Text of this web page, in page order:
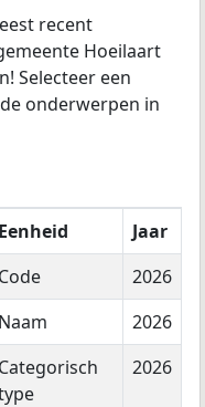
recent
Hoeilaart
Selecteer een
onderwerpen in
Eenheid
Jaar
Code
2026
Naam
2026
Categorisch
2026